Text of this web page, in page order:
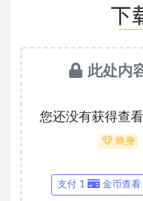
此处内
您还没有获得查
终身
支付 1 金币查看